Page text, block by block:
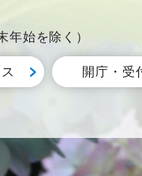
年始を除く）
開庁・受